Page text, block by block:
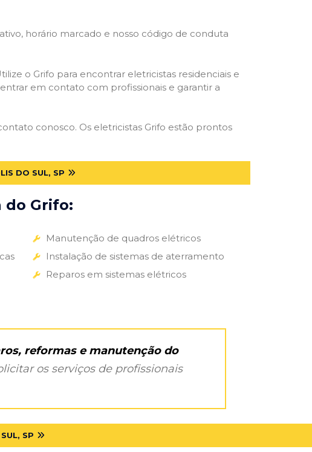
horário marcado e nosso código de conduta
o Grifo para encontrar eletricistas residenciais e
em contato com profissionais e garantir a
conosco. Os eletricistas Grifo estão prontos
DO SUL, SP
do Grifo:
Manutenção de quadros elétricos
Instalação de sistemas de aterramento
Reparos em sistemas elétricos
reformas e manutenção do
os serviços de profissionais
SP